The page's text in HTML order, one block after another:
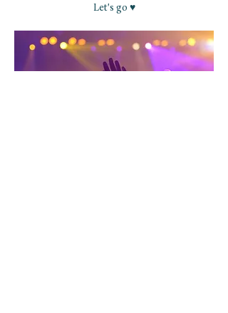
Let's go ♥